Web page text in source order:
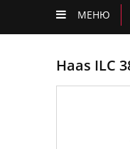
МЕНЮ
Haas ILC